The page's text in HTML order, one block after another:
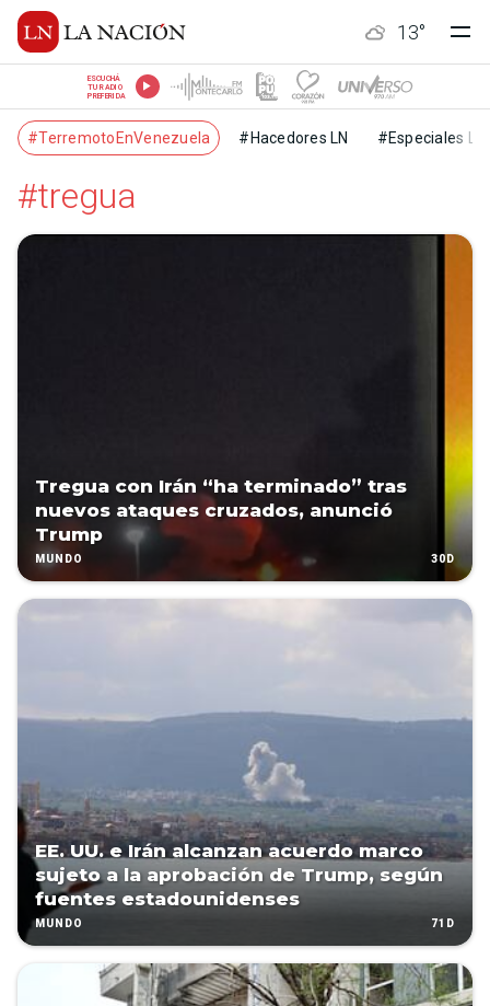
13°
ESCUCHÁ
TU RADIO
PREFERIDA
#TerremotoEnVenezuela #Hacedores LN #Especiales LN
#tregua
Tregua con Irán “ha terminado” tras
nuevos ataques cruzados, anunció
Trump
MUNDO 30D
EE. UU. e Irán alcanzan acuerdo marco
sujeto a la aprobación de Trump, según
fuentes estadounidenses
MUNDO 71D